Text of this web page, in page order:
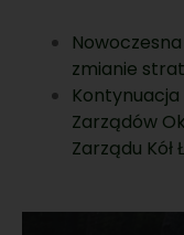
zmianie
Zarządów
Zarządu Kół